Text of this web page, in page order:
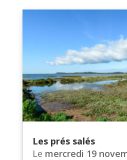
Les prés salés
Le mercredi 19